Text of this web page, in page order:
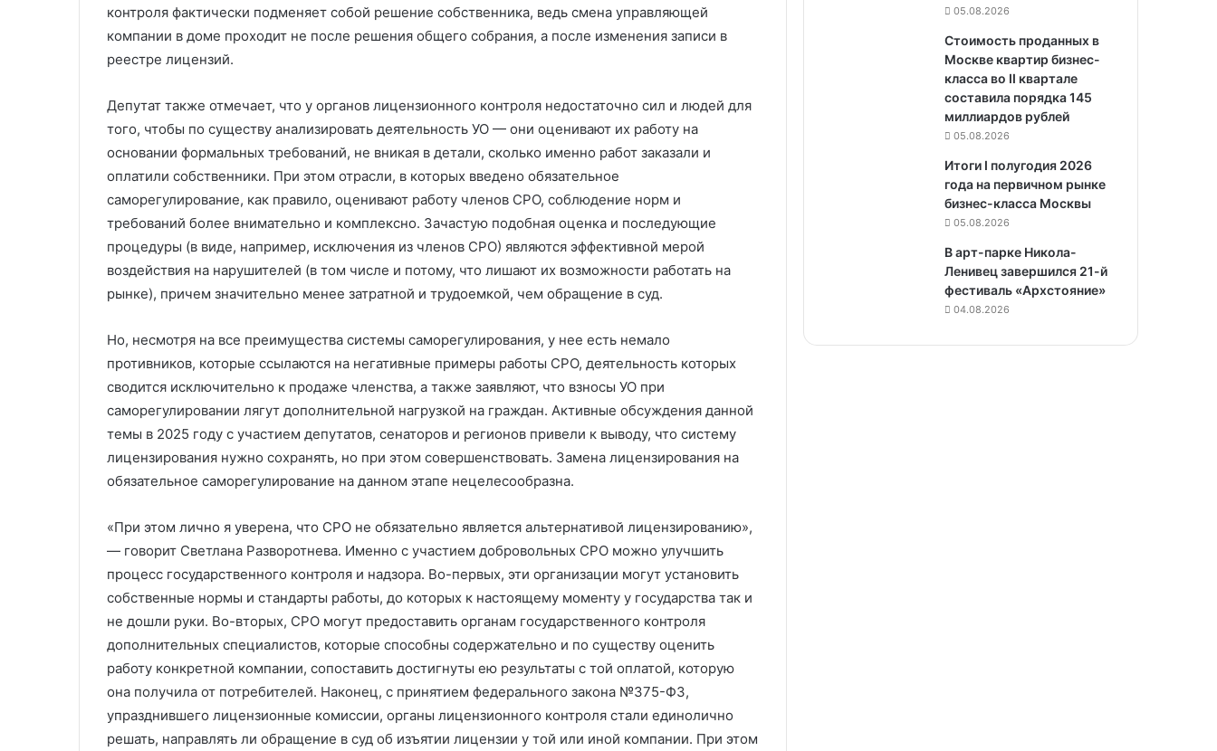
контроля фактически подменяет собой решение собственника, ведь смена управляющей
компании в доме проходит не после решения общего собрания, а после изменения записи в
реестре лицензий.
Депутат также отмечает, что у органов лицензионного контроля недостаточно сил и людей для
того, чтобы по существу анализировать деятельность УО — они оценивают их работу на
основании формальных требований, не вникая в детали, сколько именно работ заказали и
оплатили собственники. При этом отрасли, в которых введено обязательное
саморегулирование, как правило, оценивают работу членов СРО, соблюдение норм и
требований более внимательно и комплексно. Зачастую подобная оценка и последующие
процедуры (в виде, например, исключения из членов СРО) являются эффективной мерой
воздействия на нарушителей (в том числе и потому, что лишают их возможности работать на
рынке), причем значительно менее затратной и трудоемкой, чем обращение в суд.
Но, несмотря на все преимущества системы саморегулирования, у нее есть немало
противников, которые ссылаются на негативные примеры работы СРО, деятельность которых
сводится исключительно к продаже членства, а также заявляют, что взносы УО при
саморегулировании лягут дополнительной нагрузкой на граждан. Активные обсуждения данной
темы в 2025 году с участием депутатов, сенаторов и регионов привели к выводу, что систему
лицензирования нужно сохранять, но при этом совершенствовать. Замена лицензирования на
обязательное саморегулирование на данном этапе нецелесообразна.
«При этом лично я уверена, что СРО не обязательно является альтернативой лицензированию»,
— говорит Светлана Разворотнева. Именно с участием добровольных СРО можно улучшить
процесс государственного контроля и надзора. Во-первых, эти организации могут установить
собственные нормы и стандарты работы, до которых к настоящему моменту у государства так и
не дошли руки. Во-вторых, СРО могут предоставить органам государственного контроля
дополнительных специалистов, которые способны содержательно и по существу оценить
работу конкретной компании, сопоставить достигнуты ею результаты с той оплатой, которую
она получила от потребителей. Наконец, с принятием федерального закона №375-ФЗ,
упразднившего лицензионные комиссии, органы лицензионного контроля стали единолично
решать, направлять ли обращение в суд об изъятии лицензии у той или иной компании. При этом
05.08.2026
Стоимость проданных в
Москве квартир бизнес-
класса во II квартале
составила порядка 145
миллиардов рублей
05.08.2026
Итоги I полугодия 2026
года на первичном рынке
бизнес-класса Москвы
05.08.2026
В арт-парке Никола-
Ленивец завершился 21-й
фестиваль «Архстояние»
04.08.2026